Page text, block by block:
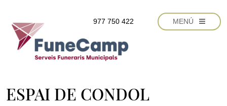
977 750 422 MENÚ
ESPAI DE CONDOL